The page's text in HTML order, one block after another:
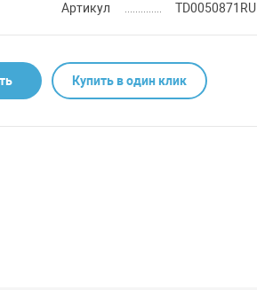
Артикул TD0050871RU
Купить в один клик